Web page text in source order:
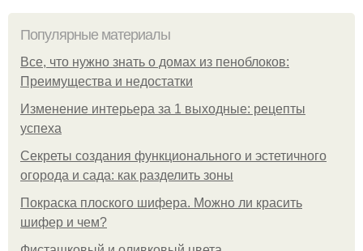
Популярные материалы
Все, что нужно знать о домах из пеноблоков:
Преимущества и недостатки
Изменение интерьера за 1 выходные: рецепты
успеха
Секреты создания функционального и эстетичного
огорода и сада: как разделить зоны
Покраска плоского шифера. Можно ли красить
шифер и чем?